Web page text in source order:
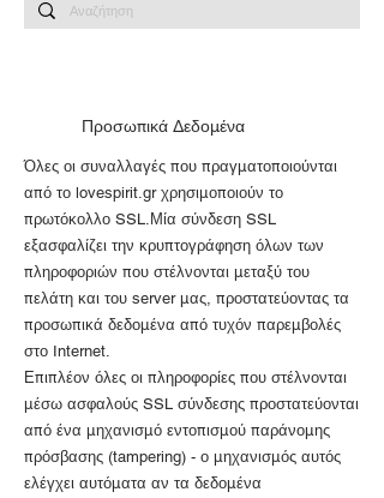
Προσωπικά Δεδομένα
Όλες οι συναλλαγές που πραγματοποιούνται
από το lovespirit.gr χρησιμοποιούν το
πρωτόκολλο SSL.Μία σύνδεση SSL
εξασφαλίζει την κρυπτογράφηση όλων των
πληροφοριών που στέλνονται μεταξύ του
πελάτη και του server μας, προστατεύοντας τα
προσωπικά δεδομένα από τυχόν παρεμβολές
στο Internet.
Επιπλέον όλες οι πληροφορίες που στέλνονται
μέσω ασφαλούς SSL σύνδεσης προστατεύονται
από ένα μηχανισμό εντοπισμού παράνομης
πρόσβασης (tampering) - ο μηχανισμός αυτός
ελέγχει αυτόματα αν τα δεδομένα